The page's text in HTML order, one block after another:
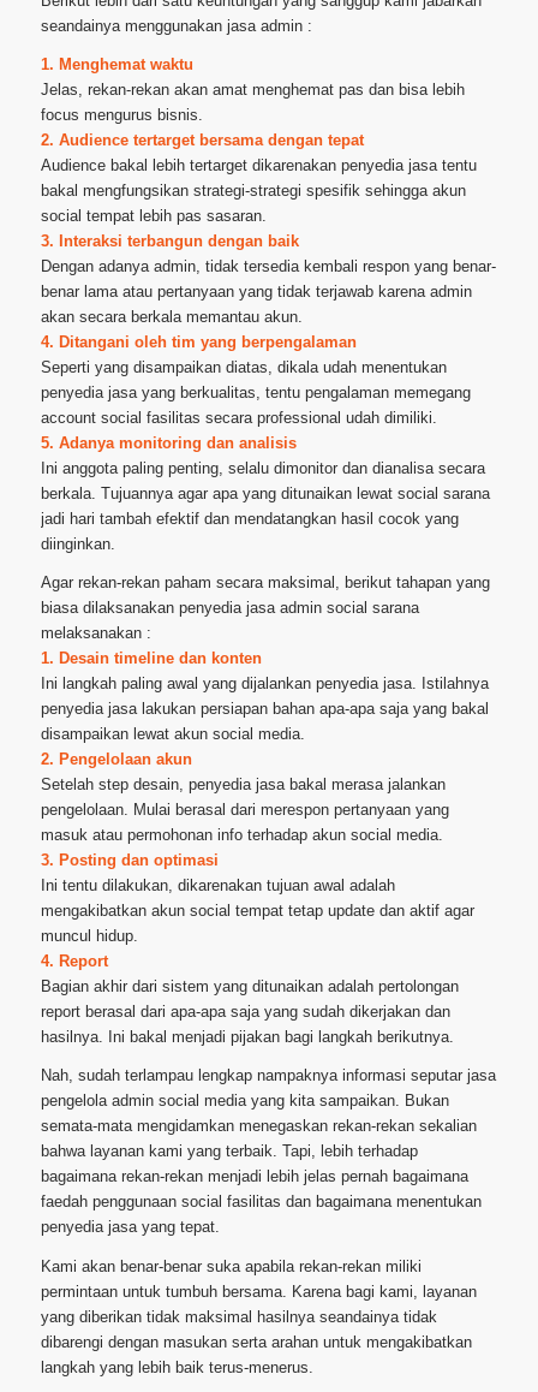
seandainya menggunakan jasa admin :
1. Menghemat waktu
Jelas, rekan-rekan akan amat menghemat pas dan bisa lebih
focus mengurus bisnis.
2. Audience tertarget bersama dengan tepat
Audience bakal lebih tertarget dikarenakan penyedia jasa tentu
bakal mengfungsikan strategi-strategi spesifik sehingga akun
social tempat lebih pas sasaran.
3. Interaksi terbangun dengan baik
Dengan adanya admin, tidak tersedia kembali respon yang benar-
benar lama atau pertanyaan yang tidak terjawab karena admin
akan secara berkala memantau akun.
4. Ditangani oleh tim yang berpengalaman
Seperti yang disampaikan diatas, dikala udah menentukan
penyedia jasa yang berkualitas, tentu pengalaman memegang
account social fasilitas secara professional udah dimiliki.
5. Adanya monitoring dan analisis
Ini anggota paling penting, selalu dimonitor dan dianalisa secara
berkala. Tujuannya agar apa yang ditunaikan lewat social sarana
jadi hari tambah efektif dan mendatangkan hasil cocok yang
diinginkan.
Agar rekan-rekan paham secara maksimal, berikut tahapan yang
biasa dilaksanakan penyedia jasa admin social sarana
melaksanakan :
1. Desain timeline dan konten
Ini langkah paling awal yang dijalankan penyedia jasa. Istilahnya
penyedia jasa lakukan persiapan bahan apa-apa saja yang bakal
disampaikan lewat akun social media.
2. Pengelolaan akun
Setelah step desain, penyedia jasa bakal merasa jalankan
pengelolaan. Mulai berasal dari merespon pertanyaan yang
masuk atau permohonan info terhadap akun social media.
3. Posting dan optimasi
Ini tentu dilakukan, dikarenakan tujuan awal adalah
mengakibatkan akun social tempat tetap update dan aktif agar
muncul hidup.
4. Report
Bagian akhir dari sistem yang ditunaikan adalah pertolongan
report berasal dari apa-apa saja yang sudah dikerjakan dan
hasilnya. Ini bakal menjadi pijakan bagi langkah berikutnya.
Nah, sudah terlampau lengkap nampaknya informasi seputar jasa
pengelola admin social media yang kita sampaikan. Bukan
semata-mata mengidamkan menegaskan rekan-rekan sekalian
bahwa layanan kami yang terbaik. Tapi, lebih terhadap
bagaimana rekan-rekan menjadi lebih jelas pernah bagaimana
faedah penggunaan social fasilitas dan bagaimana menentukan
penyedia jasa yang tepat.
Kami akan benar-benar suka apabila rekan-rekan miliki
permintaan untuk tumbuh bersama. Karena bagi kami, layanan
yang diberikan tidak maksimal hasilnya seandainya tidak
dibarengi dengan masukan serta arahan untuk mengakibatkan
langkah yang lebih baik terus-menerus.